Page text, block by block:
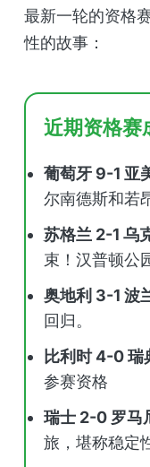
最新一轮的资格
性的故事：
近期资格赛
葡萄牙 9-1 亚
尔南德斯和若
苏格兰 2-1 乌
束！汉普顿公
奥地利 3-1 波
回归。
比利时 4-0 瑞
参赛资格
瑞士 2-0 罗马
旅，堪称稳定